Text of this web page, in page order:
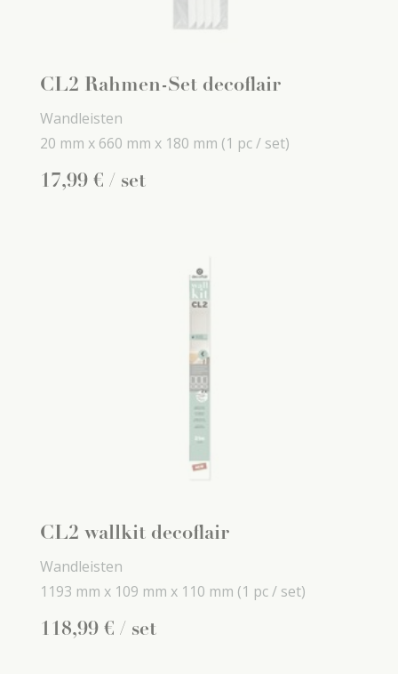
CL2 Rahmen-Set decoflair
Wandleisten
20 mm x 660 mm x 180 mm (1 pc / set)
17,99 € / set
CL2 wallkit decoflair
Wandleisten
1193 mm x 109 mm x 110 mm (1 pc / set)
118,99 € / set